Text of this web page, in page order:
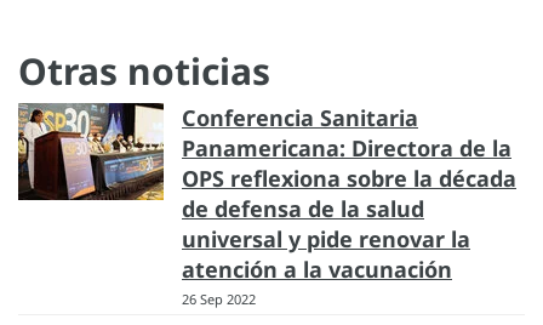
Otras noticias
Conferencia Sanitaria
Panamericana: Directora de la
OPS reflexiona sobre la década
de defensa de la salud
universal y pide renovar la
atención a la vacunación
26 Sep 2022